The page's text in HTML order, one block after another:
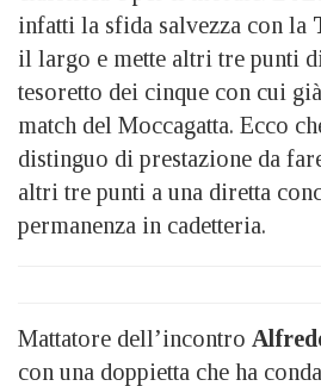
infatti la sfida salvezza con la
il largo e mette altri tre punti
tesoretto dei cinque con cui
match del Moccagatta. Ecco
distinguo di prestazione da
altri tre punti a una diretta
permanenza in cadetteria.
Mattatore dell’incontro
con una doppietta che ha